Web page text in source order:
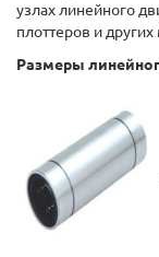
узлах линейного
плоттеров и
Размеры